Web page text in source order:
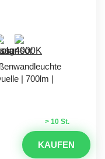
| 700lm |
> 10 St.
KAUFEN